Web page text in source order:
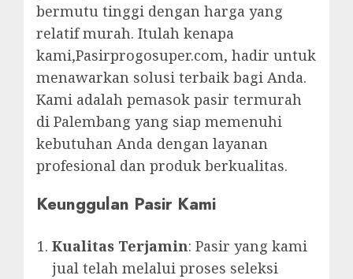
bermutu tinggi dengan harga yang
relatif murah. Itulah kenapa
kami,Pasirprogosuper.com, hadir untuk
menawarkan solusi terbaik bagi Anda.
Kami adalah pemasok pasir termurah
di Palembang yang siap memenuhi
kebutuhan Anda dengan layanan
profesional dan produk berkualitas.
Keunggulan Pasir Kami
Kualitas Terjamin: Pasir yang kami
jual telah melalui proses seleksi